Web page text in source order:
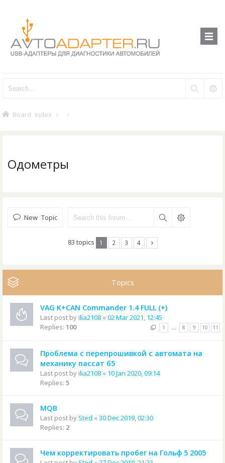
Board index
Одометры
New Topic
83 topics 1 2 3 4
Topics
VAG K+CAN Commander 1.4 FULL (+)
Last post byilia2108 « 02 Mar 2021, 12:45
Replies: 100 1 … 8 9 10 11
Проблема с перепрошивкой с автомата на
механику пассат б5
Last post byilia2108 « 10 Jan 2020, 09:14
Replies: 5
MQB
Last post by Sted « 30 Dec 2019, 02:30
Replies: 2
Чем корректировать пробег на Гольф 5 2005